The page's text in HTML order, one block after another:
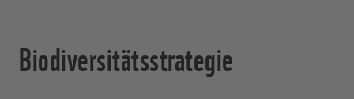
Biodiversitätsstrategie